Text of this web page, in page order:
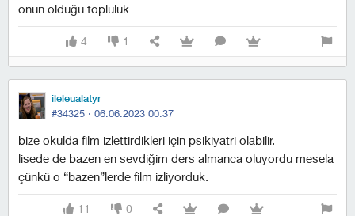
onun olduğu topluluk
4 1
ileleualatyr
#34325 · 06.06.2023 00:37
bize okulda film izlettirdikleri için psikiyatri olabilir.
lisede de bazen en sevdiğim ders almanca oluyordu mesela
çünkü o “bazen”lerde film izliyorduk.
11 0